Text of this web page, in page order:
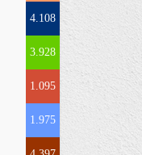
4.108
3.928
1.095
1.975